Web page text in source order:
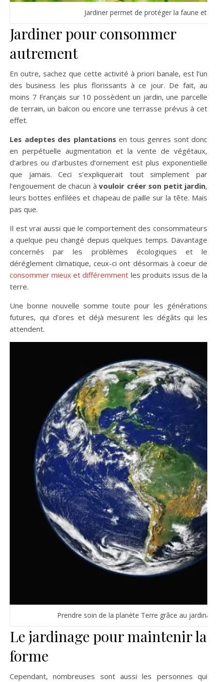
Jardiner permet de protéger la faune et la
Jardiner pour consommer
autrement
En outre, sachez que cette activité à priori banale, est l’un
des business les plus florissants à ce jour. De fait, au
moins 7 Français sur 10 possèdent un jardin, une parcelle
de terrain, un balcon ou encore une terrasse prévus à cet
effet.
Les adeptes des plantations en tous genres sont donc
en perpétuelle augmentation et la vente de végétaux,
d’arbres ou d’arbustes d’ornement est plus exponentielle
que jamais. Ceci s’expliquerait tout simplement par
l’engouement de chacun à vouloir créer son petit jardin,
leurs bottes enfilées et chapeau de paille sur la tête. Mais
pas que.
Il est vrai aussi que le comportement des consommateurs
a quelque peu changé depuis quelques temps. Davantage
concernés par les problèmes écologiques et le
déréglement climatique, ceux-ci ont désormais à coeur de
consommer mieux et différemment les produits issus de la
terre.
Une bonne nouvelle somme toute pour les générations
futures, qui d’ores et déjà mesurent les dégâts qui les
attendent.
Prendre soin de la planète Terre grâce au
Le jardinage pour maintenir la
forme
Cependant, nombreuses sont aussi les personnes qui